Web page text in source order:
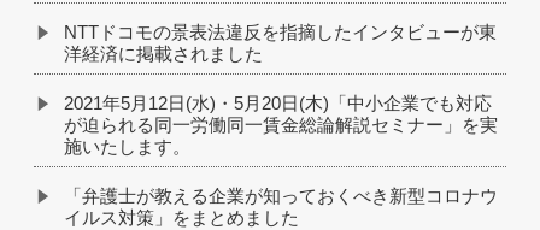
NTTドコモの景表法違反を指摘したインタビューが東
洋経済に掲載されました
2021年5月12日(水)・5月20日(木)「中小企業でも対応
が迫られる同一労働同一賃金総論解説セミナー」を実
施いたします。
「弁護士が教える企業が知っておくべき新型コロナウ
イルス対策」をまとめました